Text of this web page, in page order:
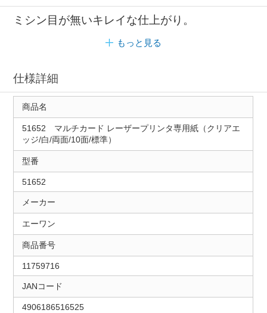
ミシン目が無いキレイな仕上がり。
もっと見る
仕様詳細
商品名
51652 マルチカード レーザープリンタ専用紙（クリアエ
ッジ/白/両面/10面/標準）
型番
51652
メーカー
エーワン
商品番号
11759716
JANコード
4906186516525